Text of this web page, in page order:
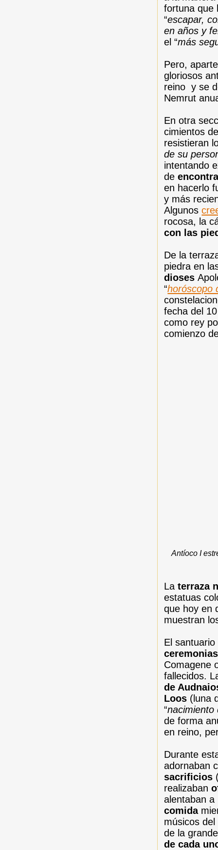
fortuna que
“escapar,
en años y
el “más
Pero,
gloriosos
reino y se
Nemrut
En otra
cimientos
resistieran
de su
intentando
de
en hacerlo
y más
Algunos
rocosa, la
con las
De la
piedra en
dioses
“horóscopo
fecha del
como rey
comienzo
Antíoco I
Laterraza
estatuas
que hoy en
muestran
El
Comagene
fallecidos.
de
Loos (luna
“nacimiento
de forma
en reino,
Durante
adornaban
sacrificios
realizaban
alentaban
comida
músicos
de la
de cada